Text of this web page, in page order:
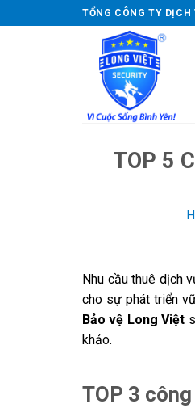
to
TỔNG CÔNG TY
TOP 5
Nhu cầu thuê dịch
cho sự phát triển
Bảo vệ Long Việt
khảo.
TOP 3